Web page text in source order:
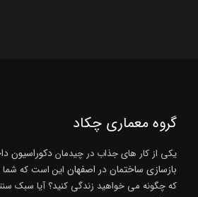
گروه معماری چکاد
یکی از کار های جذاب در چیدماندکوراسیون
بازسازی ساختمان در اصفهان این است که شما
که چگونه می خواهید زندگی کنید؟ آیا سبک